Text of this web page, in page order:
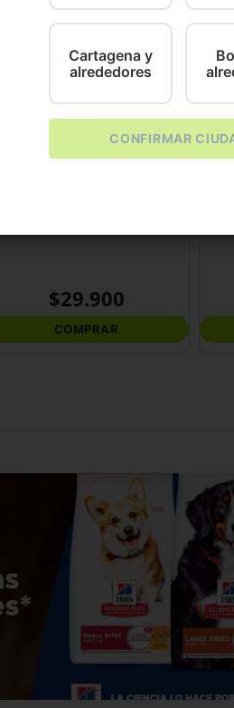
$29.900
COMPRAR
Cartagena y
alrededores
CONFIRMAR